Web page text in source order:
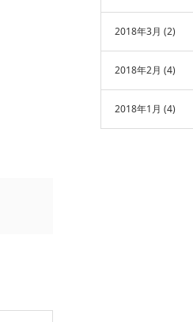
2018年3月 (2)
2018年2月 (4)
2018年1月 (4)